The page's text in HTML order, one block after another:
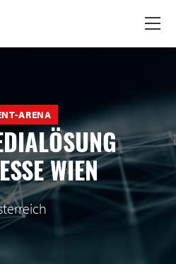
ARENA
WIEN